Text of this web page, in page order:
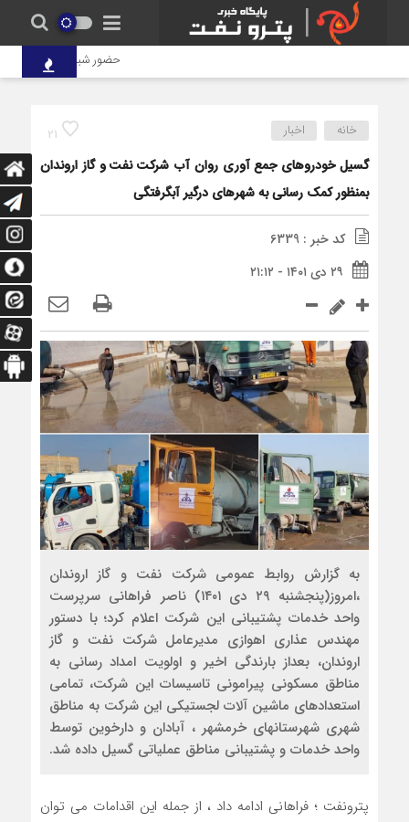
حضور شبانه‌روزی کارکنان
21 خانه اخبار
گسیل خودروهای جمع آوری روان آب شرکت نفت و گاز اروندان
بمنظور کمک رسانی به شهرهای درگیر آبگرفتگی
کد خبر : 6339
۲۹ دی ۱۴۰۱ - ۲۱:۱۲
به گزارش روابط عمومی شرکت نفت و گاز اروندان
،امروز(پنجشنبه ۲۹ دی ۱۴۰۱) ناصر فراهانی سرپرست
واحد خدمات پشتیبانی این شرکت اعلام کرد؛ با دستور
مهندس عذاری اهوازی مدیرعامل شرکت نفت و گاز
اروندان، بعداز بارندگی اخیر و اولویت امداد رسانی به
مناطق مسکونی پیرامونی تاسیسات این شرکت، تمامی
استعدادهای ماشین آلات لجستیکی این شرکت به مناطق
شهری شهرستانهای خرمشهر ، آبادان و دارخوین توسط
واحد خدمات و پشتیبانی مناطق عملیاتی گسیل داده شد.
پترونفت ؛ فراهانی ادامه داد ، از جمله این اقدامات می توان